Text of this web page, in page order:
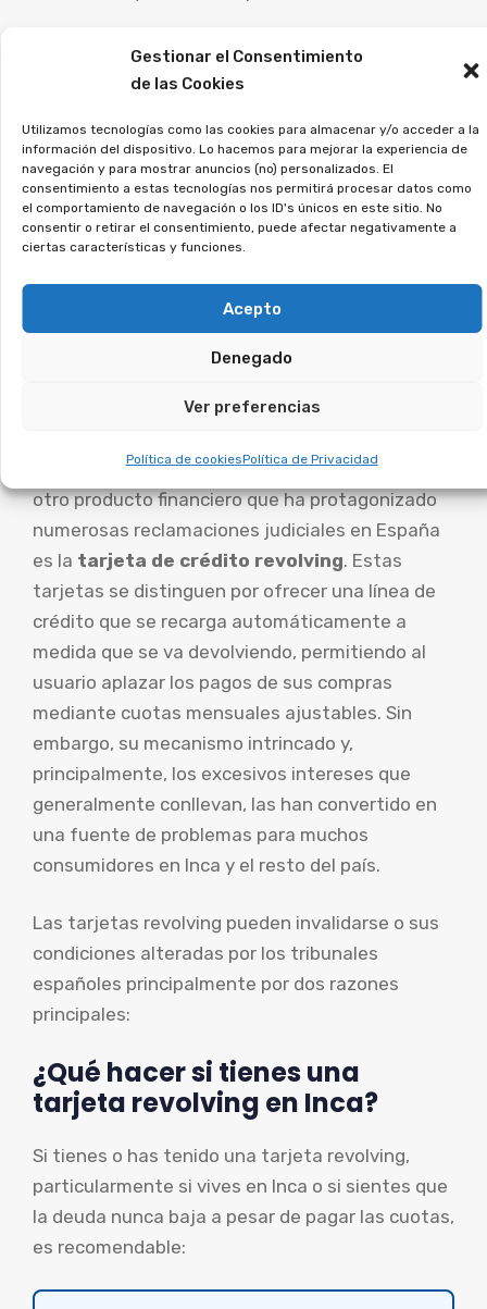
Gestionar el Consentimiento
de las Cookies
Utilizamos tecnologías como las cookies para almacenar y/o acceder a la
información del dispositivo. Lo hacemos para mejorar la experiencia de
navegación y para mostrar anuncios (no) personalizados. El
consentimiento a estas tecnologías nos permitirá procesar datos como
el comportamiento de navegación o los ID's únicos en este sitio. No
consentir o retirar el consentimiento, puede afectar negativamente a
ciertas características y funciones.
Acepto
Denegado
Ver preferencias
Política de cookiesPolítica de Privacidad
¿Has tenido una tarjeta
revolving? Puedes
recuperar los intereses
abusivos.
Las tarjetas revolving imponen tipos de interés
excesivos y te mantienen pagando sin fin. En
muchos casos, los bancos no explicaron bien el
funcionamiento, lo que ha llevado a numerosos
juicios ganados por los afectados. Si reconoces
intereses pagados de más.
Además de ciertos contratos de multipropiedad,
otro producto financiero que ha protagonizado
numerosas reclamaciones judiciales en España
es la tarjeta de crédito revolving. Estas
tarjetas se distinguen por ofrecer una línea de
crédito que se recarga automáticamente a
medida que se va devolviendo, permitiendo al
usuario aplazar los pagos de sus compras
mediante cuotas mensuales ajustables. Sin
embargo, su mecanismo intrincado y,
principalmente, los excesivos intereses que
generalmente conllevan, las han convertido en
una fuente de problemas para muchos
consumidores en Inca y el resto del país.
Las tarjetas revolving pueden invalidarse o sus
condiciones alteradas por los tribunales
españoles principalmente por dos razones
principales:
¿Qué hacer si tienes una
tarjeta revolving en Inca?
Si tienes o has tenido una tarjeta revolving,
particularmente si vives en Inca o si sientes que
la deuda nunca baja a pesar de pagar las cuotas,
es recomendable: